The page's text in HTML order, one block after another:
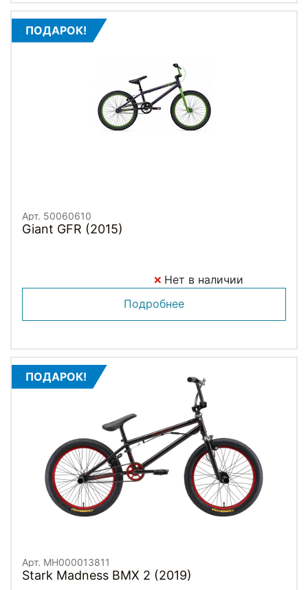
ПОДАРОК!
Арт. 50060610
Giant GFR (2015)
Нет в наличии
Подробнее
ПОДАРОК!
Арт. MH000013811
Stark Madness BMX 2 (2019)